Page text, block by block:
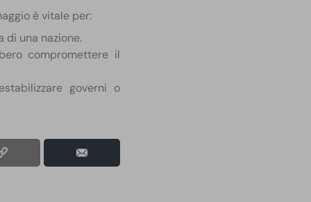
è vitale per:
di una nazione.
compromettere il
governi o